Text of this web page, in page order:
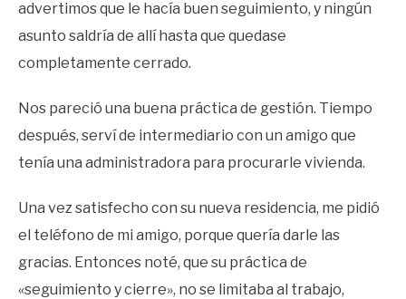
advertimos que le hacía buen seguimiento, y ningún
asunto saldría de allí hasta que quedase
completamente cerrado.
Nos pareció una buena práctica de gestión. Tiempo
después, serví de intermediario con un amigo que
tenía una administradora para procurarle vivienda.
Una vez satisfecho con su nueva residencia, me pidió
el teléfono de mi amigo, porque quería darle las
gracias. Entonces noté, que su práctica de
«seguimiento y cierre», no se limitaba al trabajo,